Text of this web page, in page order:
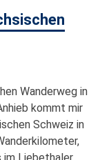
Wanderweg in
kommt mir
Schweiz in
im Liebethaler